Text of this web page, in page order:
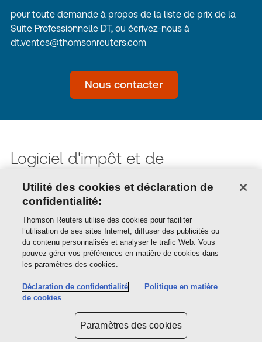
pour toute demande à propos de la liste de prix de la
Suite Professionnelle DT, ou écrivez-nous à
dt.ventes@thomsonreuters.com
Nous contacter
Logiciel d'impôt et de
comptabilité pour comptables
La Suite Professionnelle DT offre une gamme de
logiciels d'impôt et de solutions fiscales conçues
pour accroître l'efficacité et la rentabilité de votre
atteindre des sommets de productivité, prendre
des décisions plus efficaces, améliorer le service
Utilité des cookies et déclaration de
confidentialité:
Thomson Reuters utilise des cookies pour faciliter
l’utilisation de ses sites Internet, diffuser des publicités ou
du contenu personnalisés et analyser le trafic Web. Vous
pouvez gérer vos préférences en matière de cookies dans
les paramètres des cookies.
Déclaration de confidentialité
Politique en matière
de cookies
Paramètres des cookies